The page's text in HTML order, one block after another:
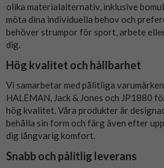
olika materialalternativ, inklusive
möta dina individuella behov och
behöver strumpor för sport, arbete
dig.
Hög kvalitet och hållbarhet
Vi samarbetar med pålitliga
HALEMAN, Jack & Jones och JP1880
hög kvalitet. Våra produkter är
behålla sin form och färg även efter
dig långvarig komfort.
Snabb och pålitlig leverans